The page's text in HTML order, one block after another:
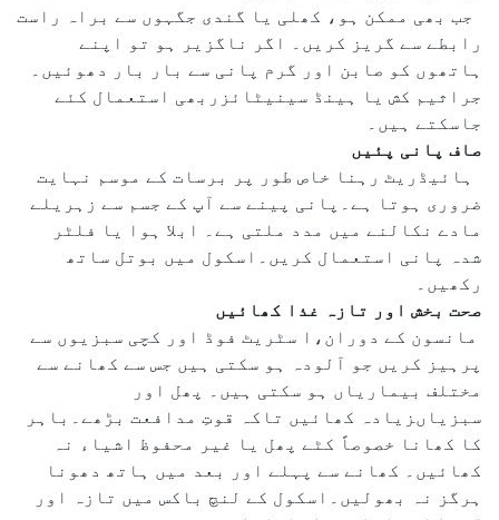
جب بھی ممکن ہو، کھلی یا گندی جگہوں سے براہ راست
رابطے سے گریز کریں۔ اگر ناگزیر ہو تو اپنے
ہاتھوں کو صابن اور گرم پانی سے بار بار دھوئیں۔
جراثیم کش یا ہینڈ سینیٹائزربھی استعمال کئے
جاسکتے ہیں۔
صاف پانی پئیں
ہائیڈریٹ رہنا خاص طور پر برسات کے موسم نہایت
ضروری ہوتا ہے۔پانی پینے سے آپ کے جسم سے زہریلے
مادے نکالنے میں مدد ملتی ہے۔ ابلا ہوا یا فلٹر
شدہ پانی استعمال کریں۔اسکول میں بوتل ساتھ
رکھیں۔
صحت بخش اور تازہ غذا کھائیں
مانسون کے دوران،ا سٹریٹ فوڈ اور کچی سبزیوں سے
پرہیز کریں جو آلودہ ہو سکتی ہیں جس سے کھانے سے
مختلف بیماریاں ہو سکتی ہیں۔ پھل اور
سبزیاںزیادہ کھائیں تاکہ قوتِ مدافعت بڑھے۔باہر
کا کھانا خصوصاً کٹے پھل یا غیر محفوظ اشیاء نہ
کھائیں۔ کھانے سے پہلے اور بعد میں ہاتھ دھونا
ہرگز نہ بھولیں۔اسکول کے لنچ باکس میں تازہ اور